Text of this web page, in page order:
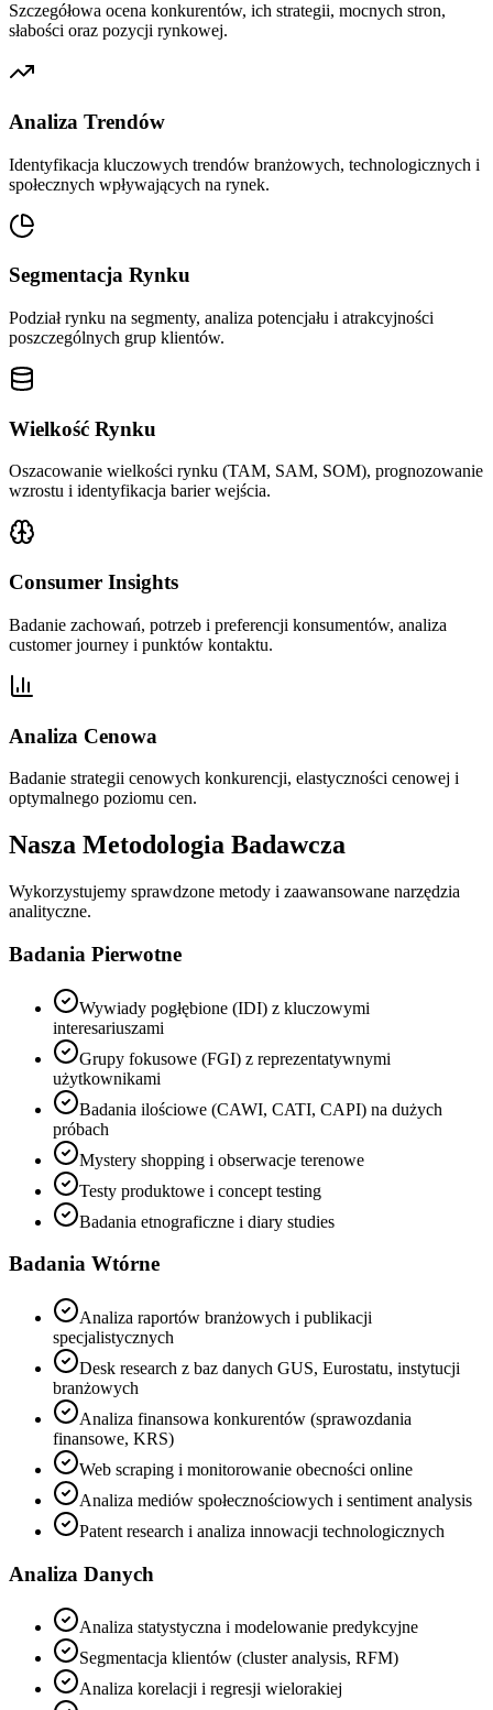
Szczegółowa ocena konkurentów, ich strategii, mocnych stron,
słabości oraz pozycji rynkowej.
Analiza Trendów
Identyfikacja kluczowych trendów branżowych, technologicznych i
społecznych wpływających na rynek.
Segmentacja Rynku
Podział rynku na segmenty, analiza potencjału i atrakcyjności
poszczególnych grup klientów.
Wielkość Rynku
Oszacowanie wielkości rynku (TAM, SAM, SOM), prognozowanie
wzrostu i identyfikacja barier wejścia.
Consumer Insights
Badanie zachowań, potrzeb i preferencji konsumentów, analiza
customer journey i punktów kontaktu.
Analiza Cenowa
Badanie strategii cenowych konkurencji, elastyczności cenowej i
optymalnego poziomu cen.
Nasza Metodologia Badawcza
Wykorzystujemy sprawdzone metody i zaawansowane narzędzia
analityczne.
Badania Pierwotne
Wywiady pogłębione (IDI) z kluczowymi
interesariuszami
Grupy fokusowe (FGI) z reprezentatywnymi
użytkownikami
Badania ilościowe (CAWI, CATI, CAPI) na dużych
próbach
Mystery shopping i obserwacje terenowe
Testy produktowe i concept testing
Badania etnograficzne i diary studies
Badania Wtórne
Analiza raportów branżowych i publikacji
specjalistycznych
Desk research z baz danych GUS, Eurostatu, instytucji
branżowych
Analiza finansowa konkurentów (sprawozdania
finansowe, KRS)
Web scraping i monitorowanie obecności online
Analiza mediów społecznościowych i sentiment analysis
Patent research i analiza innowacji technologicznych
Analiza Danych
Analiza statystyczna i modelowanie predykcyjne
Segmentacja klientów (cluster analysis, RFM)
Analiza korelacji i regresji wielorakiej